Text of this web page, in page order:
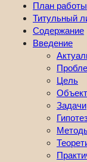
План работы
Титульный
Содержание
Введение
Цель
Задачи